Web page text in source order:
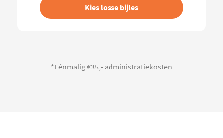
Kies losse bijles
*Eénmalig €35,- administratiekosten